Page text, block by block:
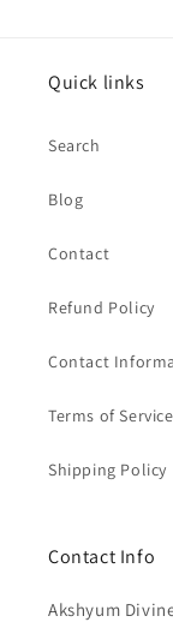
Quick links
Search
Blog
Contact
Refund Policy
Contact
Terms of Service
Shipping Policy
Contact Info
Akshyum